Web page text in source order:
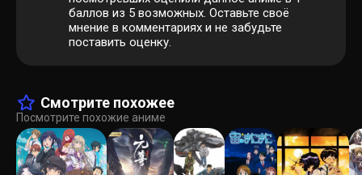
баллов из 5 возможных. Оставьте своё
мнение в комментариях и не забудьте
поставить оценку.
Смотрите похожее
Посмотрите похожие аниме